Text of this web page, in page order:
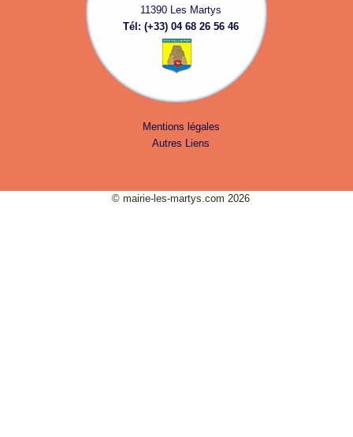
11390 Les Martys
Tél: (+33) 04 68 26 56 46
Mentions légales
Autres Liens
© mairie-les-martys.com 2026